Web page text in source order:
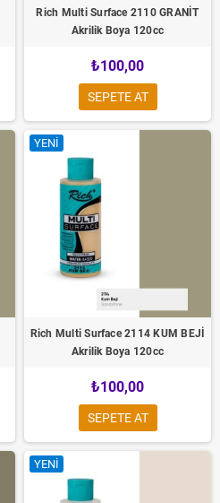
Rich Multi Surface 2110 GRANİT
Akrilik Boya 120cc
₺100,00
SEPETE AT
YENI
Rich Multi Surface 2114 KUM BEJİ
Akrilik Boya 120cc
₺100,00
SEPETE AT
YENI